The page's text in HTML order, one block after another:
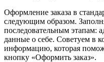
Оформление заказа в
следующим образом.
последовательным этапам:
данные о себе. Советуем в
информацию, которая
кнопку «Оформить заказ».